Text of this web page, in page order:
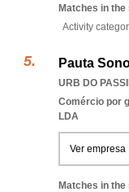
Matches in
Activity
Pauta
URB DO
Comércio por
LDA
Ver empresa
Matches in